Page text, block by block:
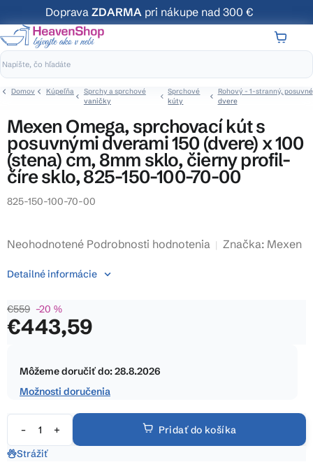
na
obsah
Doprava ZDARMA pri nákupe nad 300 €
Domov Kúpeľňa
Sprchy a sprchové
vaničky
Sprchové
kúty
Rohový - 1-stranný, posuvné
dvere
Mexen Omega, sprchovací kút s
posuvnými dverami 150 (dvere) x 100
(stena) cm, 8mm sklo, čierny profil-
číre sklo, 825-150-100-70-00
825-150-100-70-00
Priemerné
produktu
0,0
z
Neohodnotené Podrobnosti hodnotenia Značka: Mexen
€559 –20 %
€443,59
cena:
Môžeme doručiť do:28.8.2026
Možnosti doručenia
Pridať do košíka
Detailné informácie
Strážiť